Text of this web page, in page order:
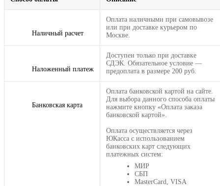
Наличный расчет
Оплата наличными при самовывозе
или при доставке курьером по
Москве.
Наложенный платеж
Доступен только при доставке
СДЭК. Обязательное условие —
предоплата в размере 200 руб.
Банковская карта
Оплата банковской картой на сайте.
Для выбора данного способа оплаты
нажмите кнопку «Оплата заказа
банковской картой».
Оплата осуществляется через
ЮКасса с использованием
банковских карт следующих
платежных систем:
МИР
СБП
MasterCard, VISA